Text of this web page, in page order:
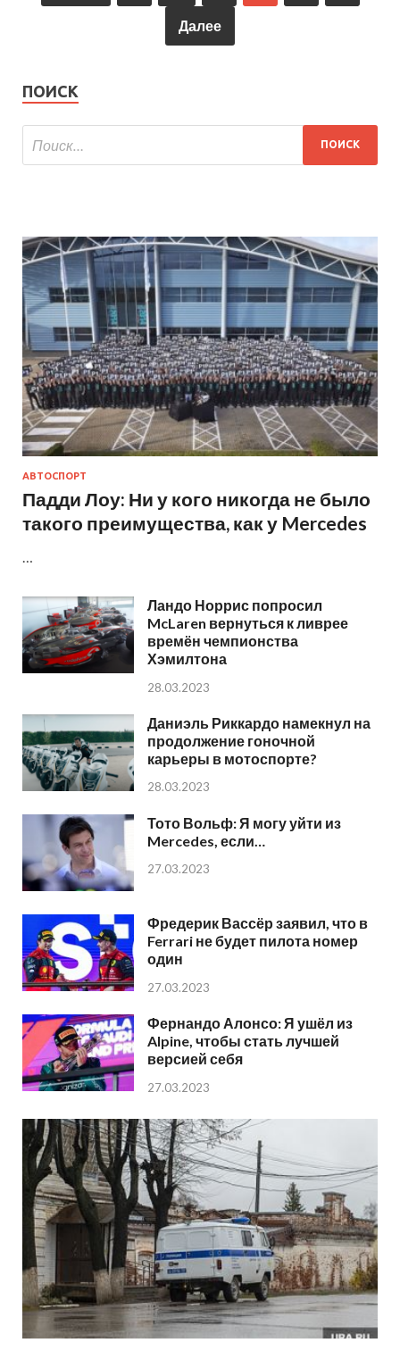
Далее
ПОИСК
АВТОСПОРТ
Падди Лоу: Ни у кого никогда не было
такого преимущества, как у Mercedes
Ландо Норрис попросил
McLaren вернуться к ливрее
времён чемпионства
Хэмилтона
28.03.2023
Даниэль Риккардо намекнул на
продолжение гоночной
карьеры в мотоспорте?
28.03.2023
Тото Вольф: Я могу уйти из
Mercedes, если…
27.03.2023
Фредерик Вассёр заявил, что в
Ferrari не будет пилота номер
один
27.03.2023
Фернандо Алонсо: Я ушёл из
Alpine, чтобы стать лучшей
версией себя
27.03.2023